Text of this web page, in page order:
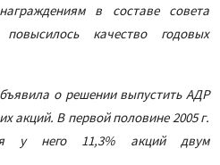
в составе совета
качество годовых
о решении выпустить АДР
акций. В первой половине 2005 г.
у него 11,3% акций двум